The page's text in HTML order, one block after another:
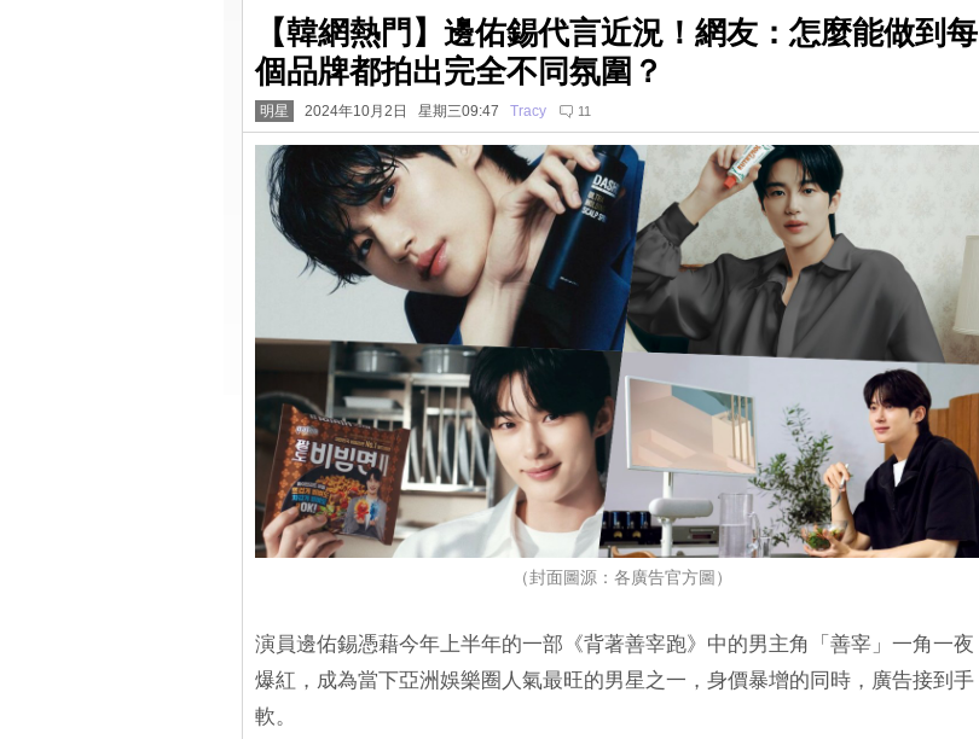
【韓網熱門】邊佑錫代言近況！網友：怎麼能做到每
個品牌都拍出完全不同氛圍？
明星 2024年10月2日 星期三09:47 Tracy 11
（封面圖源：各廣告官方圖）
演員邊佑錫憑藉今年上半年的一部《背著善宰跑》中的男主角「善宰」一角一夜
爆紅，成為當下亞洲娛樂圈人氣最旺的男星之一，身價暴增的同時，廣告接到手
軟。